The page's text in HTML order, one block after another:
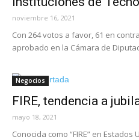
noviembre 16, 2021
Con 264 votos a favor, 61 en
aprobado en la Cámara de
Negocios
FIRE, tendencia a
mayo 18, 2021
Conocida como “FIRE” en Estados